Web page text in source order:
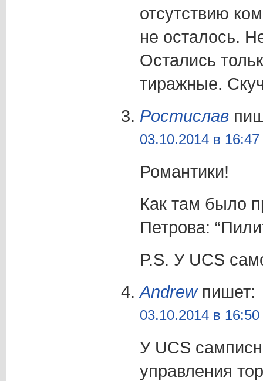
отсутствию
не осталось.
Остались
тиражные.
Ростислав
03.10.2014 в 16:47
Романтики!
Как там было
Петрова:
P.S. У UCS
Andrewпишет:
03.10.2014 в 16:50
У UCS
управления